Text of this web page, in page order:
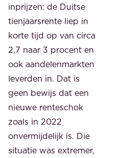
inprijzen: de Duitse
tienjaarsrente liep in
korte tijd op van circa
2,7 naar 3 procent en
ook aandelenmarkten
leverden in. Dat is
geen bewijs dat een
nieuwe renteschok
zoals in 2022
onvermijdelijk is. Die
situatie was extremer,